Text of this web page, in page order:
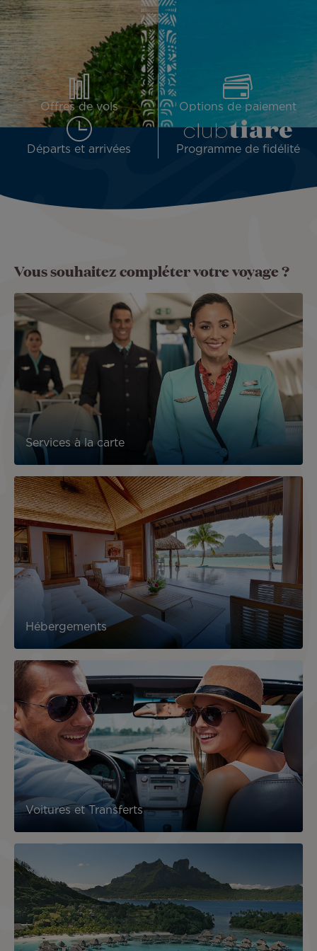
Offres de vols Options de paiement
Départs et arrivées Programme de fidélité
Vous souhaitez compléter votre voyage ?
Services à la carte
Hébergements
Voitures et Transferts